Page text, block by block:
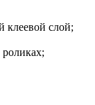
клеевой слой;